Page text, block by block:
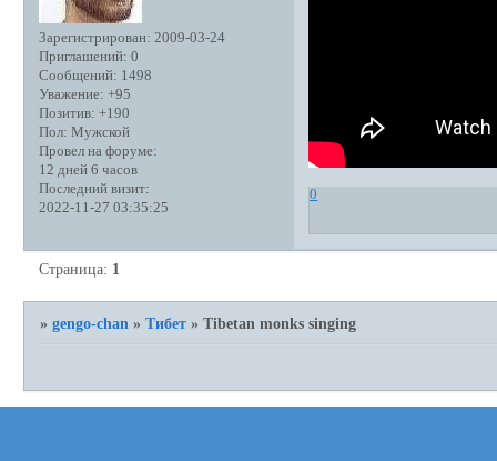
Зарегистрирован: 2009-03-24
Приглашений: 0
Сообщений: 1498
Уважение: +95
Позитив: +190
Пол: Мужской
Провел на форуме:
12 дней 6 часов
Последний визит:
2022-11-27 03:35:25
0
Страница: 1
»gengo-chan »Тибет »Tibetan monks singing